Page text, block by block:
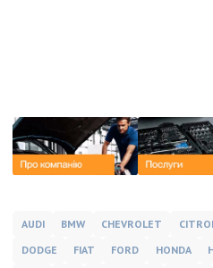
AUDI BMW CHEVROLET
DODGE
FIAT FORD HONDA